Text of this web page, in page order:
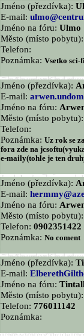
Jméno (přezdívka):
E-mail:
Jméno na fóru: Ulmo
Město (místo pobytu):
Telefon:
Poznámka: Vsetko
Jméno (přezdívka):
E-mail:
Jméno na fóru:
Město (místo pobytu):
Telefon:
Poznámka: Uz rok se
fora zde na
e-maily(tohle je ten
Jméno (přezdívka):
E-mail:
Jméno na fóru:
Město (místo pobytu):
Telefon: 0902351422
Poznámka: No coment
Jméno (přezdívka):
E-mail:
Jméno na fóru:
Město (místo pobytu):
Telefon: 776011142
Poznámka: